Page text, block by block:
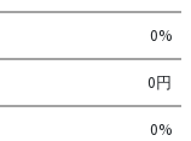
0%
0円
0%